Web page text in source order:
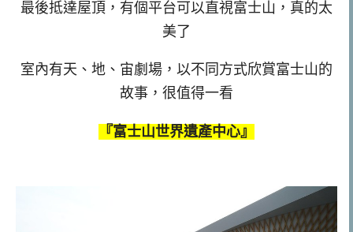
最後抵達屋頂，有個平台可以直視富士山，真的太
美了
室內有天、地、宙劇場，以不同方式欣賞富士山的
故事，很值得一看
『富士山世界遺產中心』